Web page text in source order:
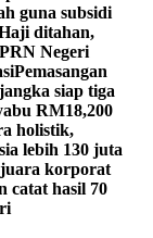
guna subsidi
ditahan,
Negeri
Pemasangan
siap tiga
RM18,200
holistik,
lebih 130 juta
korporat
catat hasil 70